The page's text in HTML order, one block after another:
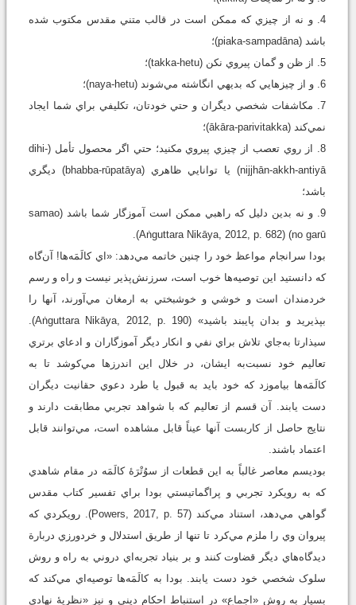
4. و نه از چيزي که ممکن است در قالب متني مقدس مکتوب شده
باشد (piaka-sampadāna)؛
5. از ظن و گمان پيروي نکن (takka-hetu)؛
6. و از چيزهايي که بديهي انگاشته مي‌شوند (naya-hetu)؛
7. مکاشفات شخصي ديگران و حتي خودتان، تکليفي براي شما ايجاد
نمي‌کند (ākāra-parivitakka)؛
8. از روي تعصب از چيزي پيروي مکنيد؛ حتي اگر محصول تأمل (dihi-
nijjhān-akkh-antiyā) يا توانايي ظاهري (bhabba-rūpatāya) ديگري
باشد؛
9. و نه بدين دليل که راهبي ممکن است آموزگار شما باشد (samao
no garū) (Aṅguttara Nikāya, 2012, p. 682).
بودا سرانجام مواعظ خود را چنين خاتمه مي‌دهد: «اي کالَمَه‌ها! آن‌گاه
که دانستيد اين توصيه‌ها خوب است، سرزنش‌پذير نيست و راه و رسم
خردمندان است و خوشي و خوشبختي به ارمغان مي‌آورند، آنها را
بپذيريد و بدان پايبند باشيد» (Aṅguttara Nikāya, 2012, p. 190).
سيذارتا به‌جاي تلاش براي نفي و انکار ديگر آموزگاران و ادعاي برتري
تعاليم خود نسبت‌به ايشان، در خلال اين اندرزها مي‌کوشد تا به
کالَمَه‌ها بياموزد که خود بايد به قبول يا طرد دعوي حقانيت ديگران
دست يابند. آن قسم از تعاليم که با شواهد تجربي مطابقت دارند و
نتايج حاصل از کاربست آنها عيناً قابل مشاهده است، مي‌توانند قابل
اعتماد باشند.
بوديسم معاصر غالباً به اين قطعات از سوُتْرَۀ کالَمَه در مقام شاهدي
که به رويکرد تجربي و پراگماتيستي بودا براي تفسير کتاب مقدس
گواهي مي‌دهد، استناد مي‌کند (Powers, 2017, p. 57). رويکردي که
پيروان وي را ملزم مي‌کرد تا تنها از طريق استدلال و خردورزي دربارة
ديدگاه‌هاي ديگر قضاوت کنند و بر بنياد تجربه‌اي دروني به راه و روش
سلوک شخصي خود دست يابند. بودا به کالَمَه‌ها توصيه‌اي مي‌کند که
بسيار به روش «اجماع» در استنباط احکام ديني و نيز «نظريۀ نهادي